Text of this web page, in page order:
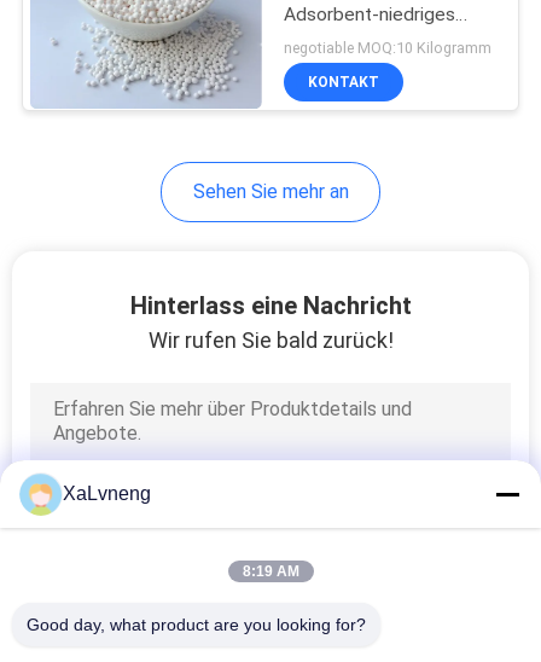
Adsorbent-niedriges
Abstauben für
Wasseraufnahme
negotiable MOQ:10 Kilogramm
KONTAKT
Sehen Sie mehr an
Hinterlass eine Nachricht
Wir rufen Sie bald zurück!
XaLvneng
8:19 AM
Good day, what product are you looking for?